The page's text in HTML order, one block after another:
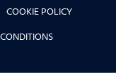
COOKIE POLICY